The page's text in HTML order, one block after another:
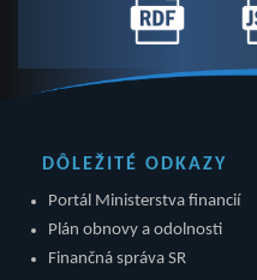
DÔLEŽITÉ ODKAZY
Portál Ministerstva financií
Plán obnovy a odolnosti
Finančná správa SR